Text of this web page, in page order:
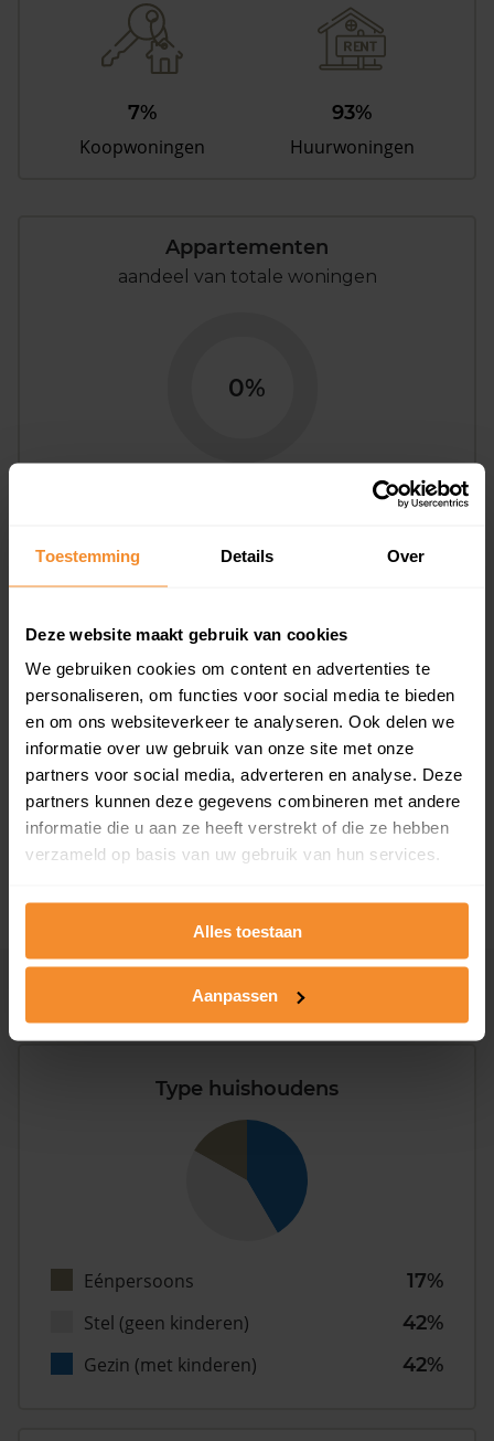
Toestemming Details Over
Deze website maakt gebruik van cookies
We gebruiken cookies om content en advertenties te
personaliseren, om functies voor social media te bieden
en om ons websiteverkeer te analyseren. Ook delen we
informatie over uw gebruik van onze site met onze
partners voor social media, adverteren en analyse. Deze
partners kunnen deze gegevens combineren met andere
informatie die u aan ze heeft verstrekt of die ze hebben
verzameld op basis van uw gebruik van hun services.
Alles toestaan
Aanpassen
7%
Koopwoningen
93%
Huurwoningen
Appartementen
aandeel van totale woningen
0%
Bouwjaar
T/m 1945
64%
1946 - 1980
29%
1981 - 2007
7%
2008 of later
0%
Type huishoudens
Eénpersoons
17%
Stel (geen kinderen)
42%
Gezin (met kinderen)
42%